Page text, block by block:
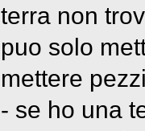
terra non
puo solo
mettere
- se ho una